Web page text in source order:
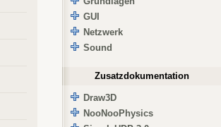
GUI
Netzwerk
Sound
Zusatzdokumentation
Draw3D
NooNooPhysics